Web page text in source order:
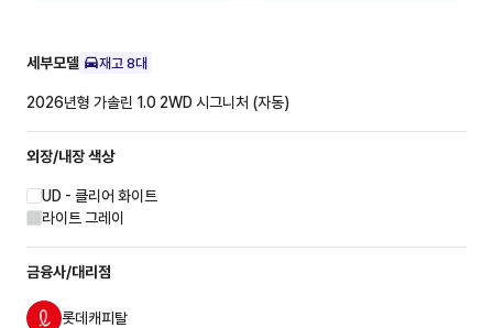
세부모델 재고 8대
2026년형 가솔린 1.0 2WD시그니처 (자동)
외장/내장색상
UD - 클리어 화이트
라이트 그레이
금융사/대리점
롯데캐피탈